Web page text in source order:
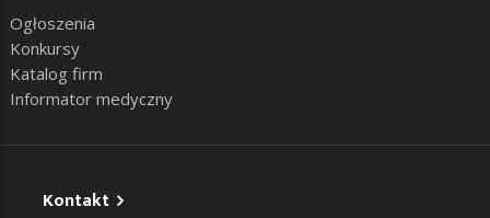
Ogłoszenia
Konkursy
Katalog firm
Informator medyczny
Kontakt